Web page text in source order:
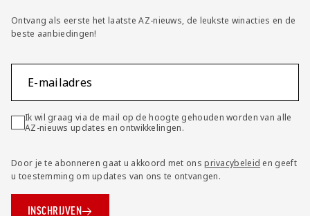
Ontvang als eerste het laatste AZ-nieuws, de leukste winacties en de
beste aanbiedingen!
E-mailadres
Ik wil graag via de mail op de hoogte gehouden worden van alle
AZ-nieuws updates en ontwikkelingen.
Door je te abonneren gaat u akkoord met onsprivacybeleid en geeft
u toestemming om updates van ons te ontvangen.
INSCHRIJVEN